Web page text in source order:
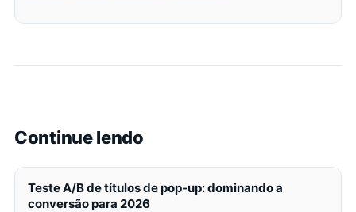
Continue lendo
Teste A/B de títulos de pop-up: dominando a
conversão para 2026